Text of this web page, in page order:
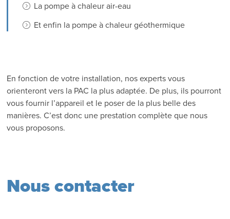
La pompe à chaleur air-eau
Et enfin la pompe à chaleur géothermique
En fonction de votre installation, nos experts vous
orienteront vers la PAC la plus adaptée. De plus, ils pourront
vous fournir l’appareil et le poser de la plus belle des
manières. C’est donc une prestation complète que nous
vous proposons.
Nous contacter